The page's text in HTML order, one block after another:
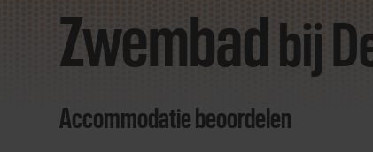
contentZwembad bij
Accommodatie beoordelen